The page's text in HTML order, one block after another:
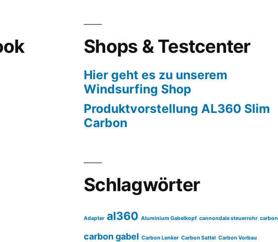
Shops & Testcenter
Hier geht es zu unserem
Windsurfing Shop
Produktvorstellung AL360 Slim
Carbon
Schlagwörter
Adapter al360 Aluminium Gabelkopf cannondale steuerrohr carbon
carbon gabel Carbon Lenker Carbon Sattel Carbon Vorbau